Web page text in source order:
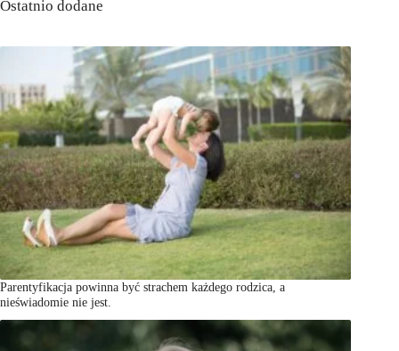
Ostatnio dodane
Parentyfikacja powinna być strachem każdego rodzica, a
nieświadomie nie jest.